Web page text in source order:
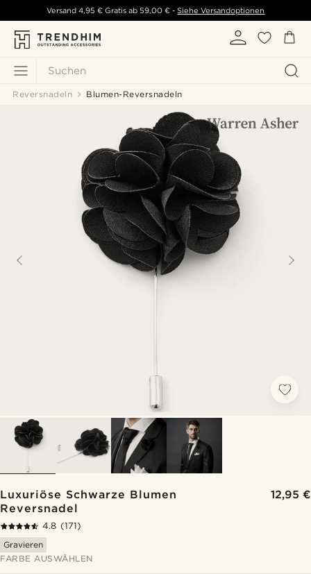
Suchen
Versand 4,95 € Gratis ab 59,00 € - Siehe Versandoptionen
Reversnadeln Blumen-Reversnadeln
Luxuriöse Schwarze Blumen
Reversnadel
12,95 €
4.8 (171)
Gravieren
FARBE AUSWÄHLEN